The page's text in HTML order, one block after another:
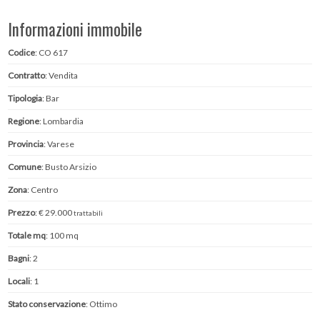
Informazioni immobile
Codice: CO 617
Contratto: Vendita
Tipologia: Bar
Regione: Lombardia
Provincia: Varese
Comune: Busto Arsizio
Zona: Centro
Prezzo: € 29.000trattabili
Totale mq: 100 mq
Bagni: 2
Locali: 1
Stato conservazione: Ottimo